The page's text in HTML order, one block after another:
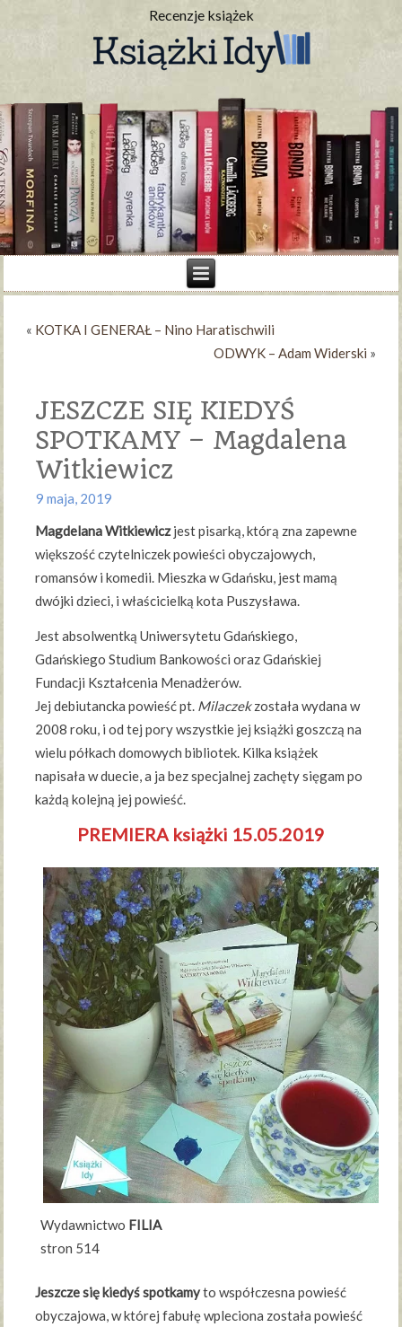
Recenzje książek
« KOTKA I GENERAŁ – Nino Haratischwili
ODWYK – Adam Widerski »
JESZCZE SIĘ KIEDYŚ
SPOTKAMY – Magdalena
Witkiewicz
9 maja, 2019
Magdelana Witkiewiczjest pisarką, którą zna zapewne
większość czytelniczek powieści obyczajowych,
romansów i komedii. Mieszka w Gdańsku, jest mamą
dwójki dzieci, i właścicielką kota Puszysława.
Jest absolwentką Uniwersytetu Gdańskiego,
Gdańskiego Studium Bankowości oraz Gdańskiej
Fundacji Kształcenia Menadżerów.
Jej debiutancka powieść pt. Milaczekzostała wydana w
2008 roku, i od tej pory wszystkie jej książki goszczą na
wielu półkach domowych bibliotek. Kilka książek
napisała w duecie, a ja bez specjalnej zachęty sięgam po
każdą kolejną jej powieść.
PREMIERA książki 15.05.2019
Wydawnictwo FILIA
stron 514
Jeszcze się kiedyś spotkamyto współczesna powieść
obyczajowa, w której fabułę wpleciona została powieść